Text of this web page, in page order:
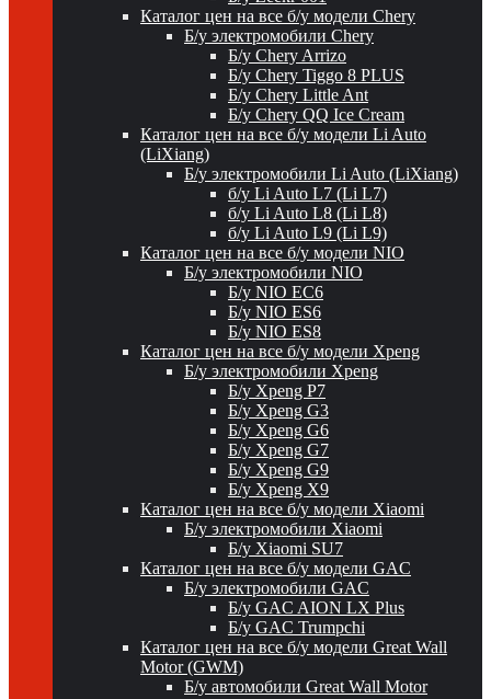
Каталог цен на все б/у модели Chery
Б/у электромобили Chery
Б/у Chery Arrizo
Б/у Chery Tiggo 8 PLUS
Б/у Chery Little Ant
Б/у Chery QQ Ice Cream
Каталог цен на все б/у модели Li Auto
(LiXiang)
Б/у электромобили Li Auto (LiXiang)
б/у Li Auto L7 (Li L7)
б/у Li Auto L8 (Li L8)
б/у Li Auto L9 (Li L9)
Каталог цен на все б/у модели NIO
Б/у электромобили NIO
Б/у NIO EC6
Б/у NIO ES6
Б/у NIO ES8
Каталог цен на все б/у модели Xpeng
Б/у электромобили Xpeng
Б/у Xpeng P7
Б/у Xpeng G3
Б/у Xpeng G6
Б/у Xpeng G7
Б/у Xpeng G9
Б/у Xpeng X9
Каталог цен на все б/у модели Xiaomi
Б/у электромобили Xiaomi
Б/у Xiaomi SU7
Каталог цен на все б/у модели GAC
Б/у электромобили GAC
Б/у GAC AION LX Plus
Б/у GAC Trumpchi
Каталог цен на все б/у модели Great Wall
Motor (GWM)
Б/у автомобили Great Wall Motor